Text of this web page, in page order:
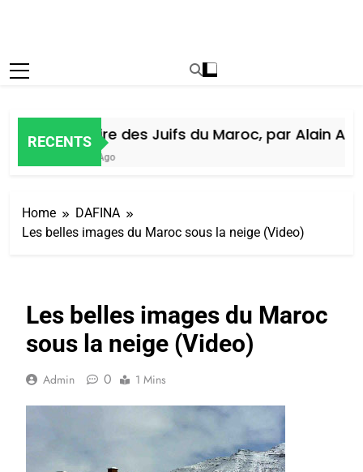
RECENTS
Histoire des Juifs du Maroc, par Alain
5 Jours Ago
Home
DAFINA
Les belles images du Maroc sous la neige (Video)
Les belles images du Maroc
sous la neige (Video)
Admin 0 1 Mins